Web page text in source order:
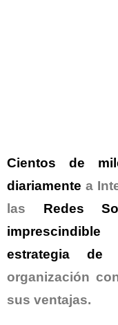
Cientos de
diariamente a
las Redes
imprescindible
estrategia de
organización
sus ventajas.